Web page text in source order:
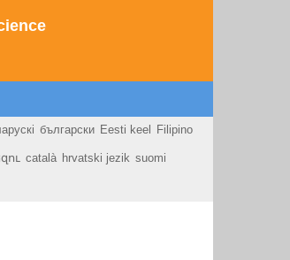
български Eesti keel Filipino
català hrvatski jezik suomi